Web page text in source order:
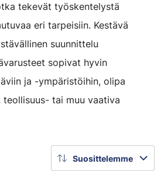
tekevät työskentelystä
eri tarpeisiin. Kestävä
suunnittelu
sopivat hyvin
ja -ympäristöihin, olipa
teollisuus- tai muu vaativa
Suosittelemme